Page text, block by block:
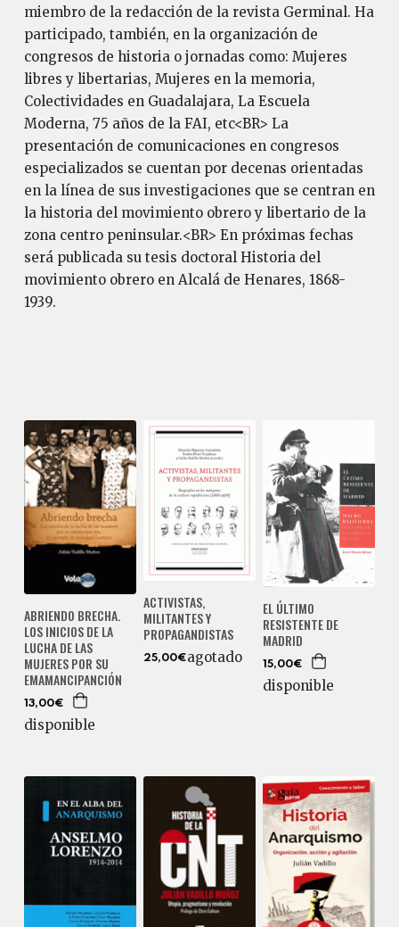
miembro de la redacción de la revista Germinal. Ha
participado, también, en la organización de
congresos de historia o jornadas como: Mujeres
libres y libertarias, Mujeres en la memoria,
Colectividades en Guadalajara, La Escuela
Moderna, 75 años de la FAI, etc<BR> La
presentación de comunicaciones en congresos
especializados se cuentan por decenas orientadas
en la línea de sus investigaciones que se centran en
la historia del movimiento obrero y libertario de la
zona centro peninsular.<BR> En próximas fechas
será publicada su tesis doctoral Historia del
movimiento obrero en Alcalá de Henares, 1868-
1939.
ABRIENDO BRECHA.
LOS INICIOS DE LA
LUCHA DE LAS
MUJERES POR SU
EMAMANCIPANCIÓN
13,00€
disponible
ACTIVISTAS,
MILITANTES Y
PROPAGANDISTAS
25,00€agotado
EL ÚLTIMO
RESISTENTE DE
MADRID
15,00€
disponible